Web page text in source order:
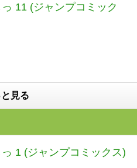
11 (ジャンプコミック
と見る
1 (ジャンプコミックス)